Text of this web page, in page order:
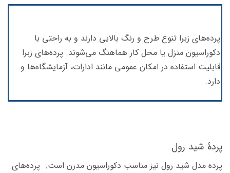
پرده‌های زبرا تنوع طرح و رنگ بالایی دارند و به راحتی با
دکوراسیون منزل یا محل کار هماهنگ می‌شوند. پرده‌های زبرا
قابلیت استفاده در امکان عمومی مانند ادارات، آزمایشگاه‌ها و…
دارد.
پردۀ شید رول
پرده مدل شید رول نیز مناسب دکوراسیون مدرن است. پرده‌های